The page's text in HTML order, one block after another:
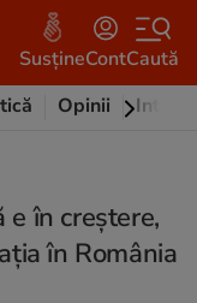
SusțineContCaută
Opinii
în creştere,
în România